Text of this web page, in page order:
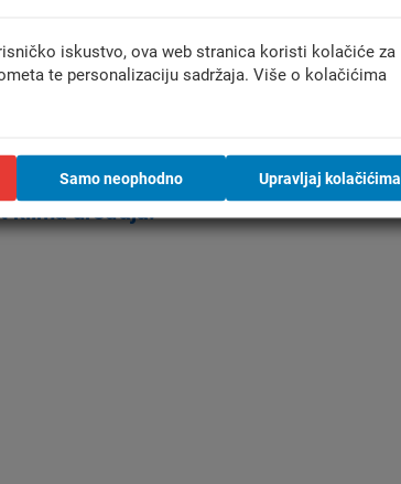
klima uređaja:
iskustvo, ova web stranica koristi kolačiće za
te personalizaciju sadržaja. Više o kolačićima
Samo neophodno Upravljaj kolačićima